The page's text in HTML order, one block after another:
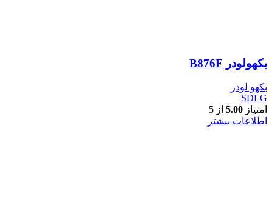
بکهولودر B876F
بکهو لودر
SDLG
امتیاز 5.00 از 5
اطلاعات بیشتر